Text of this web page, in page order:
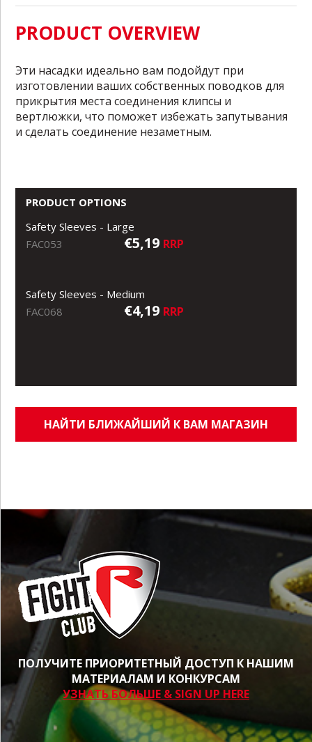
PRODUCT OVERVIEW
Эти насадки идеально вам подойдут при
изготовлении ваших собственных поводков для
прикрытия места соединения клипсы и
вертлюжки, что поможет избежать запутывания
и сделать соединение незаметным.
PRODUCT OPTIONS
Safety Sleeves - Large
FAC053
€5,19 RRP
Safety Sleeves - Medium
FAC068
€4,19 RRP
НАЙТИ БЛИЖАЙШИЙ К ВАМ МАГАЗИН
ПОЛУЧИТЕ ПРИОРИТЕТНЫЙ ДОСТУП К НАШИМ
МАТЕРИАЛАМ И КОНКУРСАМ
УЗНАТЬ БОЛЬШЕ & SIGN UP HERE